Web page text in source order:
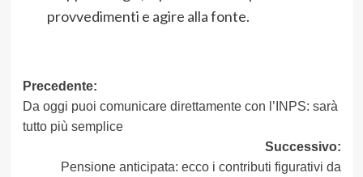
provvedimenti e agire alla fonte.
Navigazione
articolo
Precedente:
Da oggi puoi comunicare direttamente con l’INPS: sarà
tutto più semplice
Successivo:
Pensione anticipata: ecco i contributi figurativi da